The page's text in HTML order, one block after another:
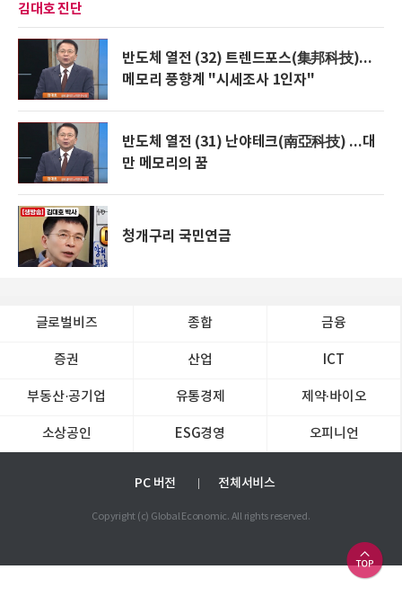
김대호 진단
반도체 열전 (32) 트렌드포스(集邦科技)...
메모리 풍향계 "시세조사 1인자"
반도체 열전 (31) 난야테크(南亞科技) ...대
만 메모리의 꿈
청개구리 국민연금
글로벌비즈 종합 금융
증권 산업 ICT
부동산·공기업 유통경제 제약∙바이오
소상공인 ESG경영 오피니언
PC 버전 전체서비스
Copyright (c) Global Economic. All rights reserved.